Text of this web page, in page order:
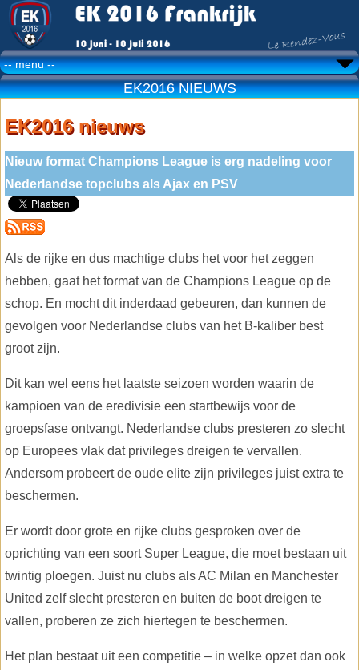
EK2016 NIEUWS
EK2016 nieuws
Nieuw format Champions League is erg nadeling voor
Nederlandse topclubs als Ajax en PSV
Als de rijke en dus machtige clubs het voor het zeggen
hebben, gaat het format van de Champions League op de
schop. En mocht dit inderdaad gebeuren, dan kunnen de
gevolgen voor Nederlandse clubs van het B-kaliber best
groot zijn.
Dit kan wel eens het laatste seizoen worden waarin de
kampioen van de eredivisie een startbewijs voor de
groepsfase ontvangt. Nederlandse clubs presteren zo slecht
op Europees vlak dat privileges dreigen te vervallen.
Andersom probeert de oude elite zijn privileges juist extra te
beschermen.
Er wordt door grote en rijke clubs gesproken over de
oprichting van een soort Super League, die moet bestaan uit
twintig ploegen. Juist nu clubs als AC Milan en Manchester
United zelf slecht presteren en buiten de boot dreigen te
vallen, proberen ze zich hiertegen te beschermen.
Het plan bestaat uit een competitie – in welke opzet dan ook